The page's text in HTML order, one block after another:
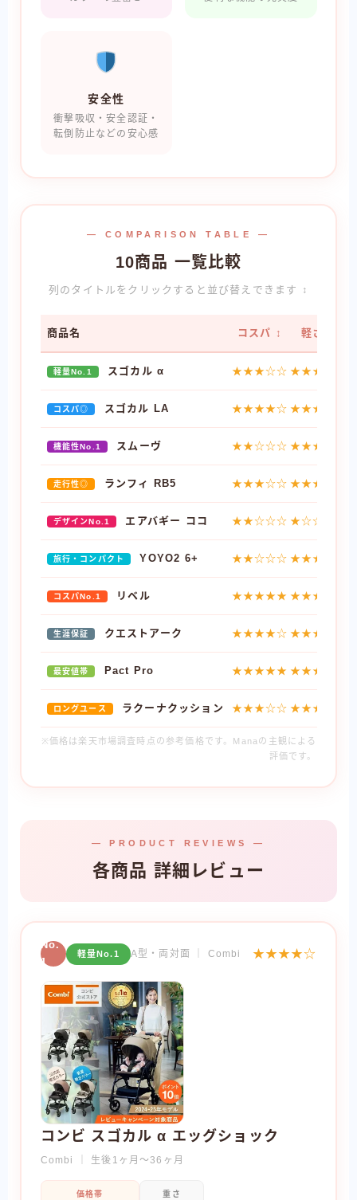
安全性
衝撃吸収・安全認証・
転倒防止などの安心感
— COMPARISON TABLE —
10商品 一覧比較
列のタイトルをクリックすると並び替えできます ↕
商品名 コスパ ↕ 軽さ ↕
軽量No.1 スゴカル α ★★★☆☆ ★★★★★
コスパ◎ スゴカル LA ★★★★☆ ★★★★☆
機能性No.1 スムーヴ ★★☆☆☆ ★★★☆☆
走行性◎ ランフィ RB5 ★★★☆☆ ★★★★☆
デザインNo.1 エアバギー ココ ★★☆☆☆ ★☆☆☆☆
旅行・コンパクト YOYO2 6+ ★★☆☆☆ ★★★★★
コスパNo.1 リベル ★★★★★ ★★★★★
生涯保証 クエストアーク ★★★★☆ ★★★★☆
最安値帯 Pact Pro ★★★★★ ★★★★☆
ロングユース ラクーナクッション ★★★☆☆ ★★★☆☆
※価格は楽天市場調査時点の参考価格です。Manaの主観による
評価です。
— PRODUCT REVIEWS —
各商品 詳細レビュー
No.
1
軽量No.1 A型・両対面 ｜ Combi ★★★★☆
コンビ スゴカル α エッグショック
Combi ｜ 生後1ヶ月〜36ヶ月
価格帯 重さ